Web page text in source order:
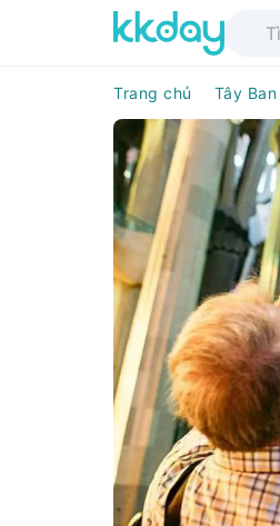
Trang chủ Tây